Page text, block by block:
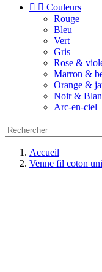
  Couleurs
Rouge
Bleu
Vert
Gris
Rose &
Marron &
Orange &
Noir &
Arc-en-ciel
Accueil
Venne fil coton